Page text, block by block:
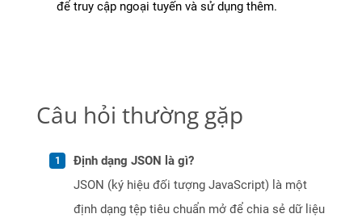
để truy cập ngoại tuyến và sử dụng thêm.
Câu hỏi thường gặp
Định dạng JSON là gì?
JSON (ký hiệu đối tượng JavaScript) là một
định dạng tệp tiêu chuẩn mở để chia sẻ dữ liệu